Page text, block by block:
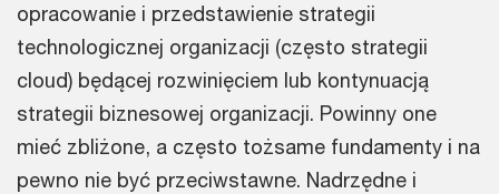
opracowanie i przedstawienie strategii
technologicznej organizacji (często strategii
cloud) będącej rozwinięciem lub kontynuacją
strategii biznesowej organizacji. Powinny one
mieć zbliżone, a często tożsame fundamenty i na
pewno nie być przeciwstawne. Nadrzędne i